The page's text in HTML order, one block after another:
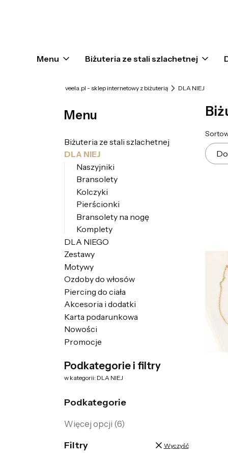
Menu Biżuteria ze stali szlachetnej
veela.pl - sklep internetowy z biżuterią DLA NIEJ
Menu
Biżuteria ze stali szlachetnej
DLA NIEJ
Naszyjniki
Bransolety
Kolczyki
Pierścionki
Bransolety na nogę
Komplety
DLA NIEGO
Zestawy
Motywy
Ozdoby do włosów
Piercing do ciała
Akcesoria i dodatki
Karta podarunkowa
Nowości
Promocje
Podkategorie i filtry
w kategorii: DLA NIEJ
Podkategorie
Więcej opcji (6)
Filtry Wyczyść